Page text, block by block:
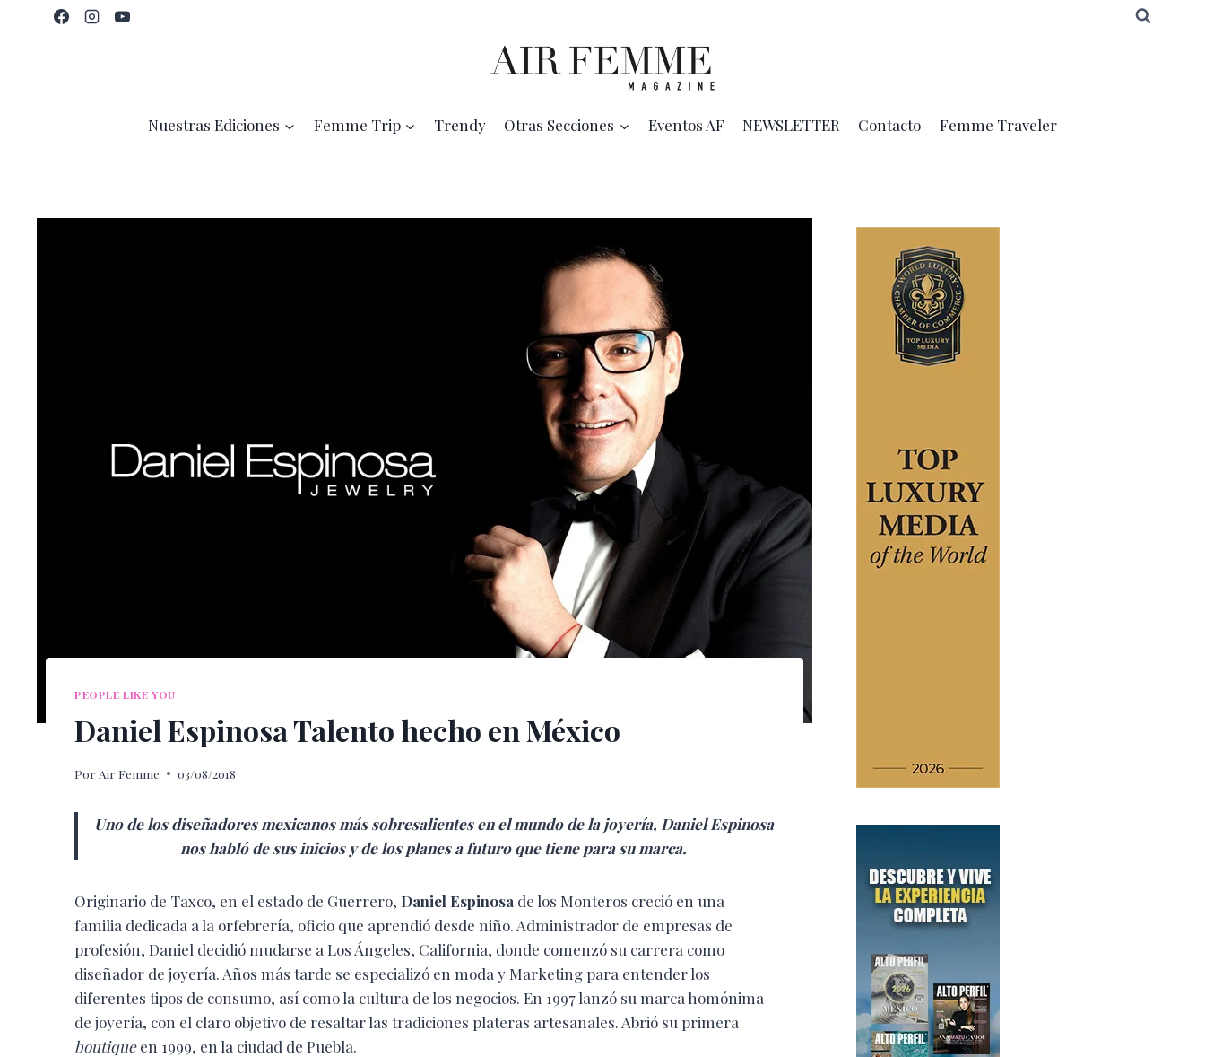
Nuestras Ediciones Femme Trip Trendy Otras Secciones Eventos AF NEWSLETTER Contacto Femme Traveler
PEOPLE LIKE YOU
Daniel Espinosa Talento hecho en México
Por Air Femme 03/08/2018
Uno de los diseñadores mexicanos más sobresalientes en el mundo de la joyería, Daniel Espinosa
nos habló de sus inicios y de los planes a futuro que tiene para su marca.
Originario de Taxco, en el estado de Guerrero, Daniel Espinosa de los Monteros creció en una
familia dedicada a la orfebrería, oficio que aprendió desde niño. Administrador de empresas de
profesión, Daniel decidió mudarse a Los Ángeles, California, donde comenzó su carrera como
diseñador de joyería. Años más tarde se especializó en moda y Marketing para entender los
diferentes tipos de consumo, así como la cultura de los negocios. En 1997 lanzó su marca homónima
de joyería, con el claro objetivo de resaltar las tradiciones plateras artesanales. Abrió su primera
boutiqueen 1999, en la ciudad de Puebla.